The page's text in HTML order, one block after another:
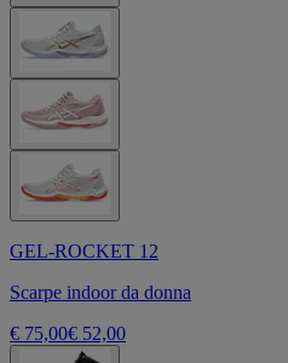
GEL-ROCKET 12
Scarpe indoor da donna
€ 75,00€ 52,00